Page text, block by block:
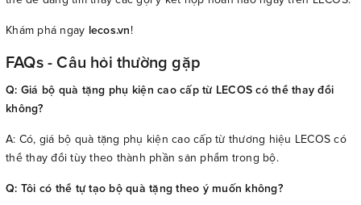
Khám phá ngay lecos.vn!
FAQs - Câu hỏi thường gặp
Q: Giá bộ quà tặng phụ kiện cao cấp từ LECOS có thể thay đổi
không?
A: Có, giá bộ quà tặng phụ kiện cao cấp từ thương hiệu LECOS có
thể thay đổi tùy theo thành phần sản phẩm trong bộ.
Q: Tôi có thể tự tạo bộ quà tặng theo ý muốn không?